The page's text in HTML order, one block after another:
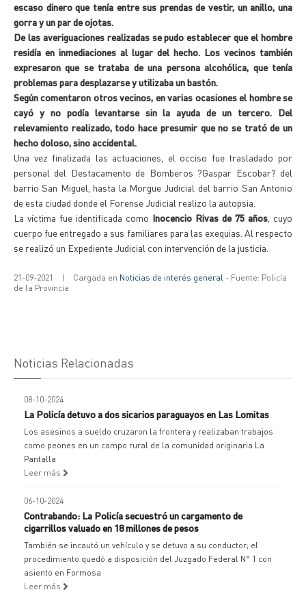
escaso dinero que tenía entre sus prendas de vestir, un anillo, una
gorra y un par de ojotas.
De las averiguaciones realizadas se pudo establecer que el hombre
residía en inmediaciones al lugar del hecho. Los vecinos también
expresaron que se trataba de una persona alcohólica, que tenía
problemas para desplazarse y utilizaba un bastón.
Según comentaron otros vecinos, en varias ocasiones el hombre se
cayó y no podía levantarse sin la ayuda de un tercero. Del
relevamiento realizado, todo hace presumir que no se trató de un
hecho doloso, sino accidental.
Una vez finalizada las actuaciones, el occiso fue trasladado por
personal del Destacamento de Bomberos ?Gaspar Escobar? del
barrio San Miguel, hasta la Morgue Judicial del barrio San Antonio
de esta ciudad donde el Forense Judicial realizo la autopsia.
La víctima fue identificada como Inocencio Rivas de 75 años , cuyo
cuerpo fue entregado a sus familiares para las exequias. Al respecto
se realizó un Expediente Judicial con intervención de la justicia.
21-09-2021 | Cargada en Noticias de interés general - Fuente: Policía
de la Provincia
Noticias Relacionadas
08-10-2024
La Policía detuvo a dos sicarios paraguayos en Las Lomitas
Los asesinos a sueldo cruzaron la frontera y realizaban trabajos
como peones en un campo rural de la comunidad originaria La
Pantalla
Leer más
06-10-2024
Contrabando: La Policía secuestró un cargamento de
cigarrillos valuado en 18 millones de pesos
También se incautó un vehículo y se detuvo a su conductor; el
procedimiento quedó a disposición del Juzgado Federal N° 1 con
asiento en Formosa
Leer más